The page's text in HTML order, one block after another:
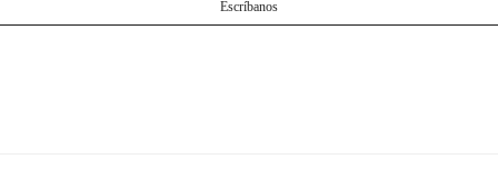
Escríbanos